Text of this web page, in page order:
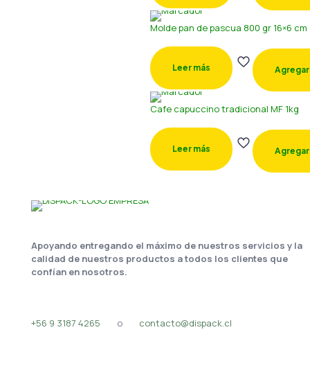
Molde pan de pascua 800 gr 16×6 cm
Leer más
Cafe capuccino tradicional MF 1kg
Leer más
Apoyando entregando el máximo de nuestros servicios y la
calidad de nuestros productos a todos los clientes que
confían en nosotros.
+56 9 3187 4265 o contacto@dispack.cl